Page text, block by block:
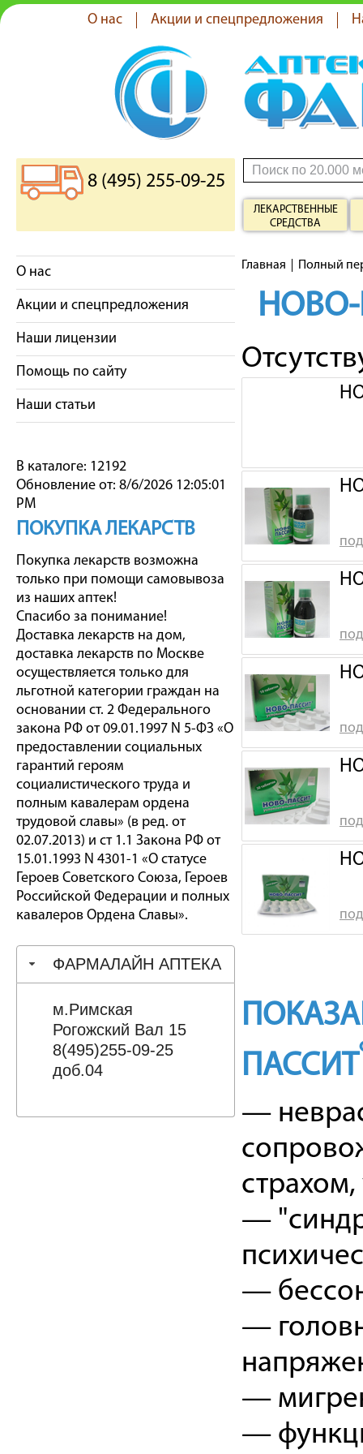
О нас Акции и спецпредложения
8 (495) 255-09-25
ЛЕКАРСТВЕННЫЕ
СРЕДСТВА
О нас
Акции и спецпредложения
Наши лицензии
Помощь по сайту
Наши статьи
В каталоге: 12192
Обновление от: 8/6/2026 12:05:01
PM
ПОКУПКА ЛЕКАРСТВ
Покупка лекарств возможна
только при помощи самовывоза
из наших аптек!
Спасибо за понимание!
Доставка лекарств на дом,
доставка лекарств по Москве
осуществляется только для
льготной категории граждан на
основании ст. 2 Федерального
закона РФ от 09.01.1997 N 5-ФЗ «О
предоставлении социальных
гарантий героям
социалистического труда и
полным кавалерам ордена
трудовой славы» (в ред. от
02.07.2013) и ст 1.1 Закона РФ от
15.01.1993 N 4301-1 «О статусе
Героев Советского Союза, Героев
Российской Федерации и полных
кавалеров Ордена Славы».
ФАРМАЛАЙН АПТЕКА
м.Римская
Рогожский Вал 15
8(495)255-09-25
доб.04
Главная Полный
ПАССИТ
—
—
—
—
—
—